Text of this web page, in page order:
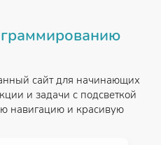
сайт для начинающих
и задачи с подсветкой
навигацию и красивую